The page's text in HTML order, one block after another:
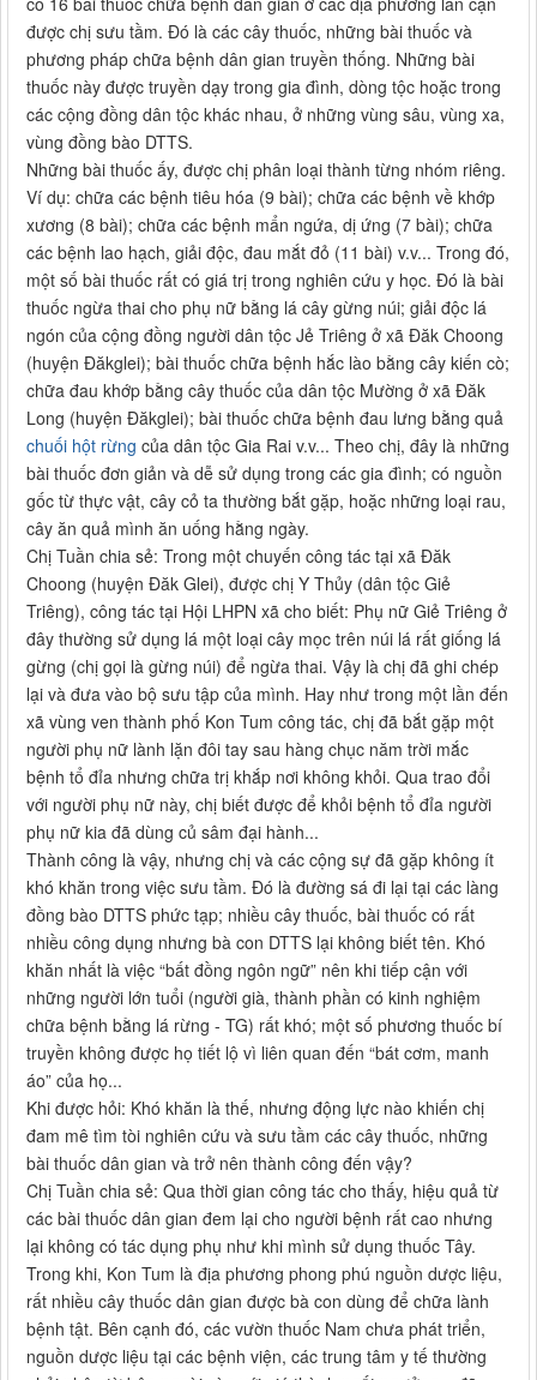
được chị sưu tầm. Đó là các cây thuốc, những bài thuốc và
phương pháp chữa bệnh dân gian truyền thống. Những bài
thuốc này được truyền dạy trong gia đình, dòng tộc hoặc trong
các cộng đồng dân tộc khác nhau, ở những vùng sâu, vùng xa,
vùng đồng bào DTTS.
Những bài thuốc ấy, được chị phân loại thành từng nhóm riêng.
Ví dụ: chữa các bệnh tiêu hóa (9 bài); chữa các bệnh về khớp
xương (8 bài); chữa các bệnh mẩn ngứa, dị ứng (7 bài); chữa
các bệnh lao hạch, giải độc, đau mắt đỏ (11 bài) v.v... Trong đó,
một số bài thuốc rất có giá trị trong nghiên cứu y học. Đó là bài
thuốc ngừa thai cho phụ nữ bằng lá cây gừng núi; giải độc lá
ngón của cộng đồng người dân tộc Jẻ Triêng ở xã Đăk Choong
(huyện Đăkglei); bài thuốc chữa bệnh hắc lào bằng cây kiến cò;
chữa đau khớp bằng cây thuốc của dân tộc Mường ở xã Đăk
Long (huyện Đăkglei); bài thuốc chữa bệnh đau lưng bằng quả
chuối hột rừng của dân tộc Gia Rai v.v... Theo chị, đây là những
bài thuốc đơn giản và dễ sử dụng trong các gia đình; có nguồn
gốc từ thực vật, cây cỏ ta thường bắt gặp, hoặc những loại rau,
cây ăn quả mình ăn uống hằng ngày.
Chị Tuần chia sẻ: Trong một chuyến công tác tại xã Đăk
Choong (huyện Đăk Glei), được chị Y Thủy (dân tộc Giẻ
Triêng), công tác tại Hội LHPN xã cho biết: Phụ nữ Giẻ Triêng ở
đây thường sử dụng lá một loại cây mọc trên núi lá rất giống lá
gừng (chị gọi là gừng núi) để ngừa thai. Vậy là chị đã ghi chép
lại và đưa vào bộ sưu tập của mình. Hay như trong một lần đến
xã vùng ven thành phố Kon Tum công tác, chị đã bắt gặp một
người phụ nữ lành lặn đôi tay sau hàng chục năm trời mắc
bệnh tổ đỉa nhưng chữa trị khắp nơi không khỏi. Qua trao đổi
với người phụ nữ này, chị biết được để khỏi bệnh tổ đỉa người
phụ nữ kia đã dùng củ sâm đại hành...
Thành công là vậy, nhưng chị và các cộng sự đã gặp không ít
khó khăn trong việc sưu tầm. Đó là đường sá đi lại tại các làng
đồng bào DTTS phức tạp; nhiều cây thuốc, bài thuốc có rất
nhiều công dụng nhưng bà con DTTS lại không biết tên. Khó
khăn nhất là việc “bất đồng ngôn ngữ” nên khi tiếp cận với
những người lớn tuổi (người già, thành phần có kinh nghiệm
chữa bệnh bằng lá rừng - TG) rất khó; một số phương thuốc bí
truyền không được họ tiết lộ vì liên quan đến “bát cơm, manh
áo” của họ...
Khi được hỏi: Khó khăn là thế, nhưng động lực nào khiến chị
đam mê tìm tòi nghiên cứu và sưu tầm các cây thuốc, những
bài thuốc dân gian và trở nên thành công đến vậy?
Chị Tuần chia sẻ: Qua thời gian công tác cho thấy, hiệu quả từ
các bài thuốc dân gian đem lại cho người bệnh rất cao nhưng
lại không có tác dụng phụ như khi mình sử dụng thuốc Tây.
Trong khi, Kon Tum là địa phương phong phú nguồn dược liệu,
rất nhiều cây thuốc dân gian được bà con dùng để chữa lành
bệnh tật. Bên cạnh đó, các vườn thuốc Nam chưa phát triển,
nguồn dược liệu tại các bệnh viện, các trung tâm y tế thường